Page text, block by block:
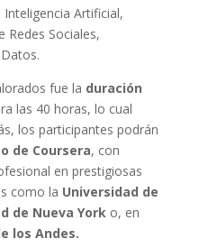
Artificial,
Redes Sociales,
fue la duración
las 40 horas, lo cual
los participantes podrán
de Coursera, con
en prestigiosas
como la Universidad de
de Nueva Yorko, en
los Andes.